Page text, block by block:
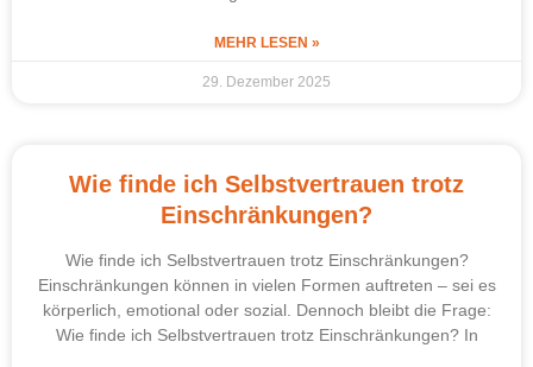
MEHR LESEN »
29. Dezember 2025
Wie finde ich Selbstvertrauen trotz
Einschränkungen?
Wie finde ich Selbstvertrauen trotz Einschränkungen?
Einschränkungen können in vielen Formen auftreten – sei es
körperlich, emotional oder sozial. Dennoch bleibt die Frage:
Wie finde ich Selbstvertrauen trotz Einschränkungen? In